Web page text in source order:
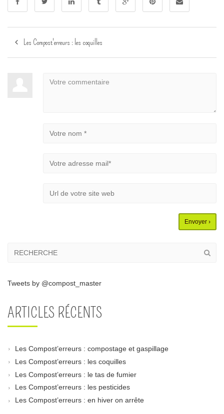
Les Compost'erreurs : les coquilles
Tweets by @compost_master
ARTICLES RÉCENTS
Les Compost’erreurs : compostage et gaspillage
Les Compost’erreurs : les coquilles
Les Compost’erreurs : le tas de fumier
Les Compost’erreurs : les pesticides
Les Compost’erreurs : en hiver on arrête